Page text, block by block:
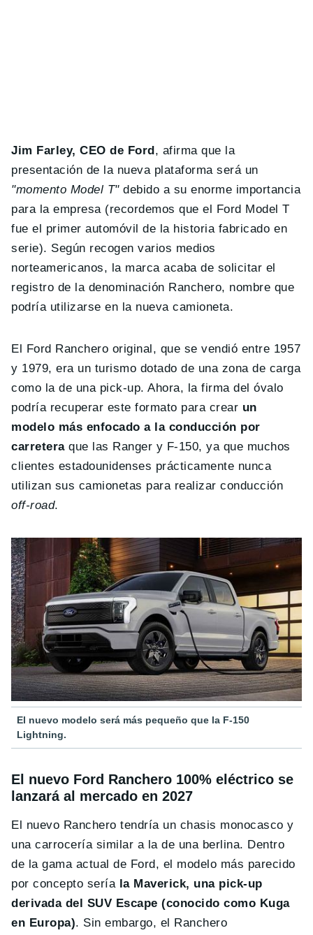
Jim Farley, CEO de Ford , afirma que la
presentación de la nueva plataforma será un
"momento Model T"debido a su enorme importancia
para la empresa (recordemos que el Ford Model T
fue el primer automóvil de la historia fabricado en
serie). Según recogen varios medios
norteamericanos, la marca acaba de solicitar el
registro de la denominación Ranchero, nombre que
podría utilizarse en la nueva camioneta.
El Ford Ranchero original, que se vendió entre 1957
y 1979, era un turismo dotado de una zona de carga
como la de una pick-up. Ahora, la firma del óvalo
podría recuperar este formato para crear un
modelo más enfocado a la conducción por
carreteraque las Ranger y F-150, ya que muchos
clientes estadounidenses prácticamente nunca
utilizan sus camionetas para realizar conducción
off-road.
El nuevo modelo será más pequeño que la F-150
Lightning.
El nuevo Ford Ranchero 100% eléctrico se
lanzará al mercado en 2027
El nuevo Ranchero tendría un chasis monocasco y
una carrocería similar a la de una berlina. Dentro
de la gama actual de Ford, el modelo más parecido
por concepto sería la Maverick, una pick-up
derivada del SUV Escape (conocido como Kuga
en Europa). Sin embargo, el Ranchero